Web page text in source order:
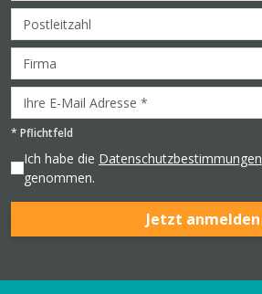
* Pflichtfeld
Ich habe die Datenschutzbestimmungen
genommen.
Jetzt anmelden